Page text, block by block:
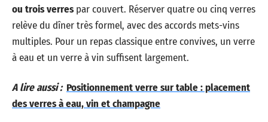
ou trois verrespar couvert. Réserver quatre ou cinq verres
relève du dîner très formel, avec des accords mets-vins
multiples. Pour un repas classique entre convives, un verre
à eau et un verre à vin suffisent largement.
A lire aussi : Positionnement verre sur table : placement
des verres à eau, vin et champagne